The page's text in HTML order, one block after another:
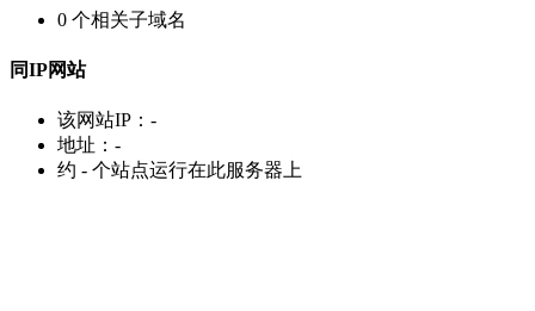
0 个相关子域名
同IP网站
该网站IP： -
地址： -
约 - 个站点运行在此服务器上